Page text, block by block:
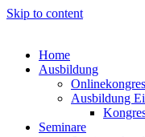
Skip to content
Home
Ausbildung
Ausbildung
Seminare